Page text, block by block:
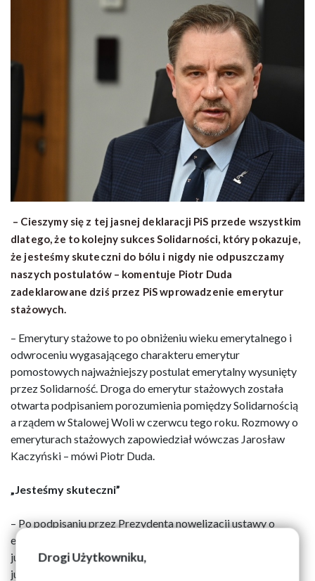
Drogi Użytkowniku,
– Cieszymy się z tej jasnej deklaracji PiS przede wszystkim
dlatego, że to kolejny sukces Solidarności, który pokazuje,
że jesteśmy skuteczni do bólu i nigdy nie odpuszczamy
naszych postulatów – komentuje Piotr Duda
zadeklarowane dziś przez PiS wprowadzenie emerytur
stażowych.
– Emerytury stażowe to po obniżeniu wieku emerytalnego i
odwroceniu wygasającego charakteru emerytur
pomostowych najważniejszy postulat emerytalny wysunięty
przez Solidarność. Droga do emerytur stażowych została
otwarta podpisaniem porozumienia pomiędzy Solidarnością
a rządem w Stalowej Woli w czerwcu tego roku. Rozmowy o
emeryturach stażowych zapowiedział wówczas Jarosław
Kaczyński – mówi Piotr Duda.
„Jesteśmy skuteczni”
– Po podpisaniu przez Prezydenta nowelizacji ustawy o
emeryturach pomostowych mowiłem zaś, że ta droga to jest
już właściwie autostrada. Nie myliłem się. Dziś mamy efekt
już wieloletnich działań Solidarności i kolejny ogromny